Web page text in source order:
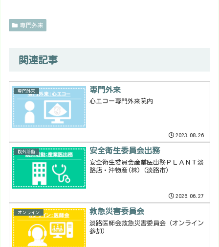
専門外来
関連記事
専門外来 専門外来
心エコー専門外来院内
2023.08.26
院外活動 安全衛生委員会出務
安全衛生委員会産業医出務ＰＬＡＮＴ淡
路店・沖物産(株)（淡路市）
2026.06.27
オンライン 救急災害委員会
淡路医師会救急災害委員会（オンライン
参加）